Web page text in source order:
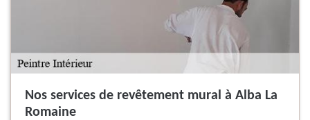
Nos services de revêtement mural à Alba La
Romaine